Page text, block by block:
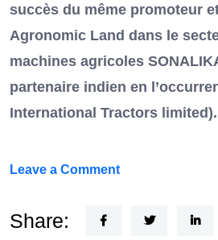
succès du même promoteur
Agronomic Land dans le
machines agricoles
partenaire indien en
International Tractors limited).
Leave a Commenton
Nouvel
Share: